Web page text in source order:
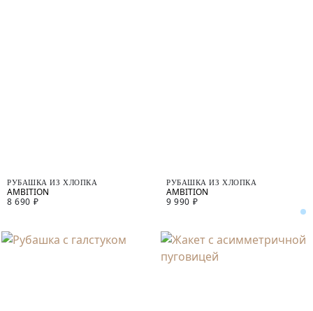
РУБАШКА ИЗ ХЛОПКА
8 690 ₽
РУБАШКА ИЗ ХЛОПКА
9 990 ₽